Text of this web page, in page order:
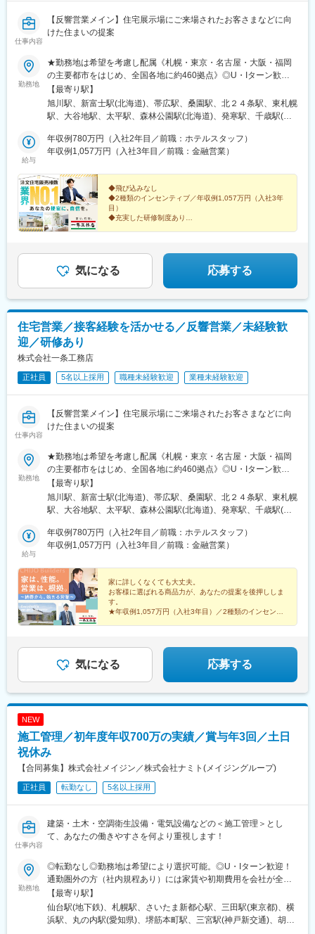
仕事内容
【反響営業メイン】住宅展示場にご来場されたお客さまなどに向
けた住まいの提案
勤務地
★勤務地は希望を考慮し配属《札幌・東京・名古屋・大阪・福岡
の主要都市をはじめ、全国各地に約460拠点》◎U・Iターン歓迎
◎マイカー通勤可※受動喫煙対策：あり（全事業所 屋内禁煙／屋
外喫煙場所あり）※Ｕ・Ｉターン支援あり／会社都合で引っ越しが
必要な場合は費用補助あり（規定あり）【下記は拠点一例です】※
【最寄り駅】
旭川駅、新富士駅(北海道)、帯広駅、桑園駅、北２４条駅、東札幌
駅、大谷地駅、太平駅、森林公園駅(北海道)、発寒駅、千歳駅(北
駅、小中野駅、岩手飯岡駅、盛岡駅、泉外旭川駅、秋田駅、横手
駅、山形駅、東金井駅、鶴岡駅、西袋駅、米沢駅、平野駅(福島
駅、新白河駅、湯本駅、会津若松駅、西那須野駅、宇都宮駅、東
武宇都宮駅、西川田駅、雀宮駅、小田林駅、県駅、新栃木駅、佐
野市駅、常陸多賀駅、阿字ケ浦駅、赤塚駅、偕楽園駅、古河駅、
研究学園駅、土浦駅、守谷駅、石原駅(埼玉県)、熊谷駅、北上尾
駅、本庄駅、久喜駅、花崎駅、東松山駅、新三郷駅、浦和駅、武
塚駅、鳩ケ谷駅、川越駅、狭山ケ丘駅、若葉駅、南越谷駅、飯岡
駅、京成成田駅、柏たなか駅、逆井駅、初石駅、新松戸駅、東海
神駅、鬼越駅、印西牧の原駅、千葉寺駅、スポーツセンター駅、
大学駅、新小金井駅、立飛駅、武蔵小金井駅、北綾瀬駅、北八王
子駅、用賀駅、新大久保駅、町田駅、百合ケ丘駅、たまプラーザ
駅、小机駅、西横浜駅、港南台駅、二俣川駅、古淵駅、八丁畷
駅、向河原駅、県立大学駅、本鵠沼駅、海老名駅(相鉄・小田急)、
寺駅、上田駅、佐久平駅、市役所前駅(長野県)、北長野駅、茅野
駅、伊那市駅、平田駅(長野県)、松本駅、豊科駅、鼎駅、長野駅、
前東郷駅、追分口駅、敦賀駅、新静岡駅、大場駅、沼津駅、吉原
駅、清水駅(静岡県)、長沼駅(静岡県)、安倍川駅、西焼津駅、藤枝
駅、新浜松駅、高師駅、西岡崎駅、桜町前駅、三河豊田駅、平針
駅、大府駅、重原駅、野並駅、浅間町駅、住吉町駅、小坂井駅、
芸大通駅、熱田駅、春日井駅(中央本線)、蟹江駅、稲沢駅、土岐市
駅、新可児駅、六軒駅(岐阜県)、西岐阜駅、東大垣駅、美乃坂本
駅、高山駅、益生駅、白子駅、南四日市駅、南が丘駅、櫛田駅、
口駅、淀駅、六地蔵駅(京阪線)、千代川駅、福知山駅、西舞鶴駅、
学研奈良登美ケ丘駅、新大宮駅、大和八木駅、摂津富田駅、星ケ
萩原天神駅、和泉中央駅、長滝駅、宮前駅、六十谷駅、滝野駅、
尾上の松駅、西宮北口駅、神戸駅(兵庫県)、飾磨駅、京口駅、伊丹
駅(阪急線)、福山駅、東尾道駅、不動院前駅、広電本社前駅、西条
駅(広島県)、東津山駅、鳥取駅、東山公園駅(鳥取県)、松江駅、高
浜駅(島根県)、文化の森駅、教会前駅、伏石駅、宇多津駅、伊予和
駅(山口県)、居能駅、新下関駅、本城駅、西小倉駅、室見駅、香椎
宮前駅、茶山駅(福岡県)、大野城駅、久留米駅、五郎丸駅、福間
駅、牧駅(大分県)、西大分駅、南大分駅、西熊本駅、北熊本駅、荒
尾駅(熊本県)、原水駅、新八代駅、佐賀駅、鍋島駅、日宇駅、高田
新町駅、海老名駅(相模線)、岩村田駅、亀島駅、熱田神宮西駅、可
児駅、泊駅(三重県)、六地蔵駅(京都市営)、八木西口駅、富田駅(大
駅、牛田駅(広島県)、岡田駅(愛媛県)、小倉駅(福岡県)、西鉄香椎
駅、坪井川公園駅、京成船橋駅、豊洲駅、泉体育館駅、東新宿
給与
年収例780万円（入社2年目／前職：ホテルスタッフ）
年収例1,057万円（入社3年目／前職：金融営業）
◆飛び込みなし
◆2種類のインセンティブ／年収例1,057万円（入社3年
目）
◆充実した研修制度あり
圧倒的な商品力が、あなたの提案をバックアップしま
す！
気になる 応募する
住宅営業／接客経験を活かせる／反響営業／未経験歓
迎／研修あり
株式会社一条工務店
正社員 5名以上採用 職種未経験歓迎 業種未経験歓迎
仕事内容
【反響営業メイン】住宅展示場にご来場されたお客さまなどに向
けた住まいの提案
勤務地
★勤務地は希望を考慮し配属《札幌・東京・名古屋・大阪・福岡
の主要都市をはじめ、全国各地に約460拠点》◎U・Iターン歓迎
◎マイカー通勤可※受動喫煙対策：あり（全事業所 屋内禁煙／屋
外喫煙場所あり）※Ｕ・Ｉターン支援あり／会社都合で引っ越しが
必要な場合は費用補助あり（規定あり）【下記は拠点一例です】※
【最寄り駅】
旭川駅、新富士駅(北海道)、帯広駅、桑園駅、北２４条駅、東札幌
駅、大谷地駅、太平駅、森林公園駅(北海道)、発寒駅、千歳駅(北
駅、小中野駅、岩手飯岡駅、盛岡駅、泉外旭川駅、秋田駅、横手
駅、山形駅、東金井駅、鶴岡駅、西袋駅、米沢駅、平野駅(福島
駅、新白河駅、湯本駅、会津若松駅、西那須野駅、宇都宮駅、東
武宇都宮駅、西川田駅、雀宮駅、小田林駅、県駅、新栃木駅、佐
野市駅、常陸多賀駅、阿字ケ浦駅、赤塚駅、偕楽園駅、古河駅、
研究学園駅、土浦駅、守谷駅、石原駅(埼玉県)、熊谷駅、北上尾
駅、本庄駅、久喜駅、花崎駅、東松山駅、新三郷駅、浦和駅、武
塚駅、鳩ケ谷駅、川越駅、狭山ケ丘駅、若葉駅、南越谷駅、飯岡
駅、京成成田駅、柏たなか駅、逆井駅、初石駅、新松戸駅、東海
神駅、鬼越駅、印西牧の原駅、千葉寺駅、スポーツセンター駅、
駅、小机駅、西横浜駅、港南台駅、二俣川駅、古淵駅、八丁畷
駅、向河原駅、県立大学駅、本鵠沼駅、海老名駅(相鉄・小田急)、
本厚木駅、秦野駅、宮山駅、国府津駅、国母駅、南甲府駅、月江
寺駅、上田駅、佐久平駅、市役所前駅(長野県)、北長野駅、茅野
駅、伊那市駅、平田駅(長野県)、松本駅、豊科駅、鼎駅、長野駅、
駅、清水駅(静岡県)、長沼駅(静岡県)、安倍川駅、西焼津駅、藤枝
駅、掛川駅、遠江一宮駅、御厨駅(静岡県)、遠州小松駅、天竜川
駅、大府駅、重原駅、野並駅、浅間町駅、住吉町駅、小坂井駅、
芸大通駅、熱田駅、春日井駅(中央本線)、蟹江駅、稲沢駅、土岐市
駅、新可児駅、六軒駅(岐阜県)、西岐阜駅、東大垣駅、美乃坂本
駅、高山駅、益生駅、白子駅、南四日市駅、南が丘駅、櫛田駅、
名張駅、長浜駅、南彦根駅、南草津駅、近江八幡駅、錦駅、丹波
口駅、淀駅、六地蔵駅(京阪線)、千代川駅、福知山駅、西舞鶴駅、
給与
年収例780万円（入社2年目／前職：ホテルスタッフ）
年収例1,057万円（入社3年目／前職：金融営業）
家に詳しくなくても大丈夫。
お客様に選ばれる商品力が、あなたの提案を後押ししま
す。
★年収例1,057万円（入社3年目）／2種類のインセンテ
気になる 応募する
NEW
施工管理／初年度年収700万の実績／賞与年3回／土日
祝休み
【合同募集】株式会社メイジン／株式会社ナミト(メイジングループ)
正社員 転勤なし 5名以上採用
仕事内容
建築・土木・空調衛生設備・電気設備などの＜施工管理＞とし
て、あなたの働きやすさを何より重視します！
勤務地
◎転勤なし◎勤務地は希望により選択可能。◎U・Iターン歓迎！
通勤圏外の方（社内規程あり）には家賃や初期費用を会社が全額
負担。引越補助もご用意。＜株式会社メイジン＞北海道、東北、
関東、北陸、甲信越、東海の各プロジェクト先での勤務となりま
す。【北海道】北海道【東北】宮城、青森、秋田、岩手、山形、
【最寄り駅】
仙台駅(地下鉄)、札幌駅、さいたま新都心駅、三田駅(東京都)、横
浜駅、丸の内駅(愛知県)、堺筋本町駅、三宮駅(神戸新交通)、胡町